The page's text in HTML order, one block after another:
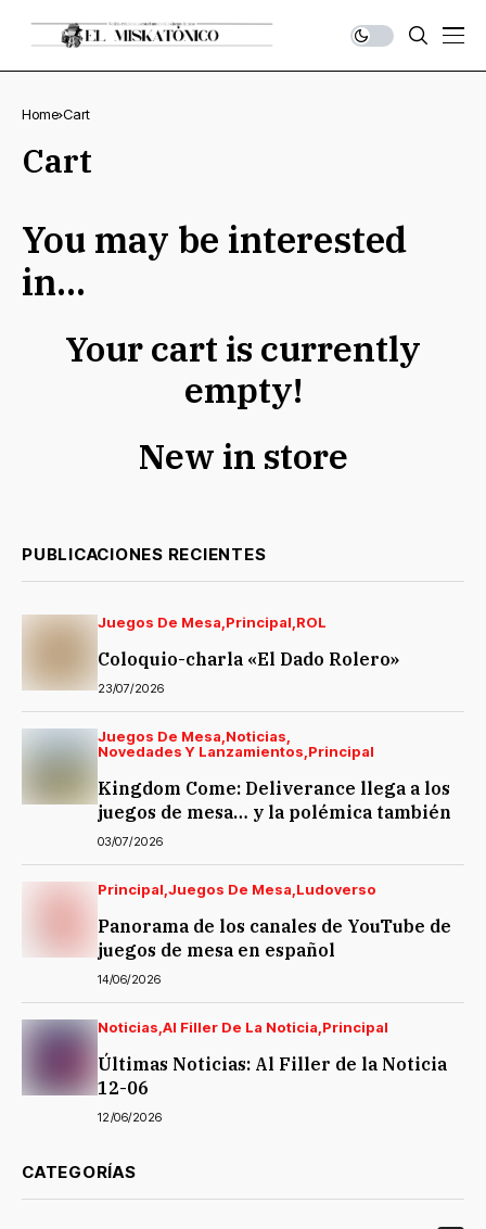
Home Cart
Cart
You may be interested
in…
Your cart is currently
empty!
New in store
PUBLICACIONES RECIENTES
Juegos De Mesa Principal ROL
Coloquio-charla «El Dado Rolero»
23/07/2026
Juegos De Mesa Noticias
Novedades Y Lanzamientos Principal
Kingdom Come: Deliverance llega a los
juegos de mesa… y la polémica también
03/07/2026
Principal Juegos De Mesa Ludoverso
Panorama de los canales de YouTube de
juegos de mesa en español
14/06/2026
Noticias Al Filler De La Noticia Principal
Últimas Noticias: Al Filler de la Noticia
12-06
12/06/2026
CATEGORÍAS